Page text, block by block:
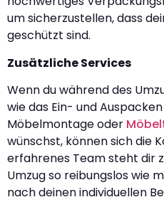
um sicherzustellen, dass
geschützt sind.
Zusätzliche Services
Wenn du während des
wie das Ein- und
Möbelmontage oder
wünschst, können sich die
erfahrenes Team steht dir
Umzug so reibungslos wie
nach deinen individuellen